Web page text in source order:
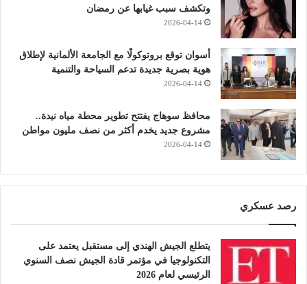
وتكشف سبب غيابها عن رمضان
2026-04-14
أسوان توقع بروتوكولًا مع الجامعة الألمانية لإطلاق
هوية بصرية جديدة تدعم السياحة والتنمية
2026-04-14
محافظ سوهاج يفتتح تطوير محطة مياه نيدة..
مشروع جديد يخدم أكثر من نصف مليون مواطن
2026-04-14
رصد عسكري
يتطلع الجيش الهندي إلى مستقبل يعتمد على
التكنولوجيا في مؤتمر قادة الجيش نصف السنوي
الرئيسي لعام 2026